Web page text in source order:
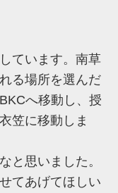
ています。南草
る場所を選んだ
へ移動し、授
笠に移動しま
と思いました。
てあげてほしい